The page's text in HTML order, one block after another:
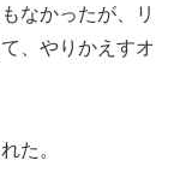
なかったが、リ
、やりかえすオ
た。